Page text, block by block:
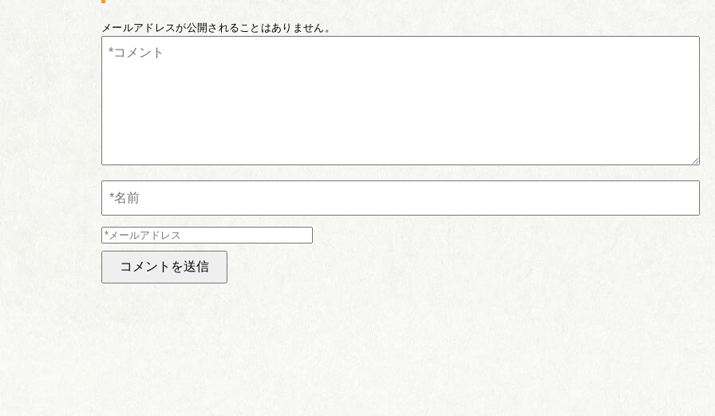
メールアドレスが公開されることはありません。